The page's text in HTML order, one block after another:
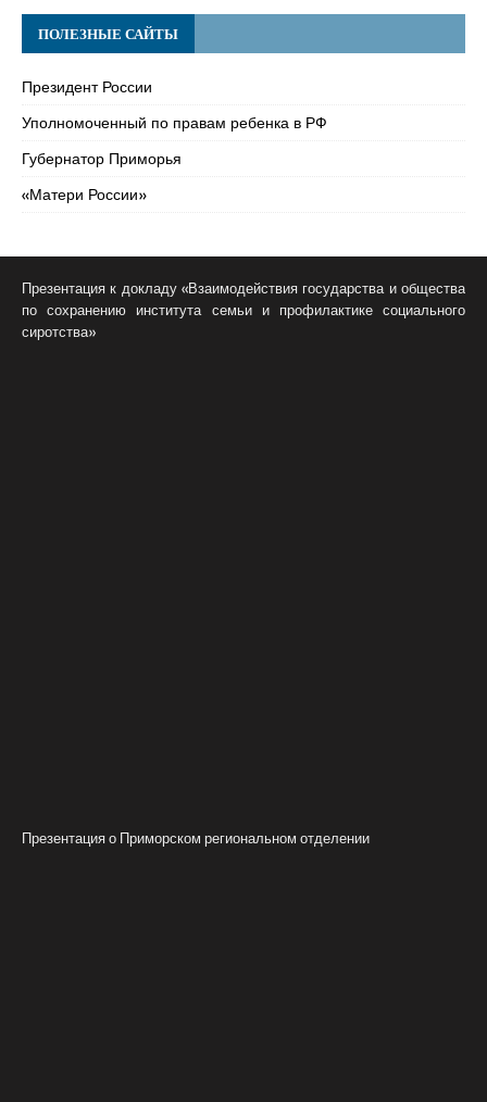
ПОЛЕЗНЫЕ САЙТЫ
Президент России
Уполномоченный по правам ребенка в РФ
Губернатор Приморья
«Матери России»
Презентация к докладу «Взаимодействия государства и общества
по сохранению института семьи и профилактике социального
сиротства»
Презентация о Приморском региональном отделении